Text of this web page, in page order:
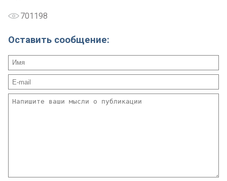
701198
Оставить сообщение: